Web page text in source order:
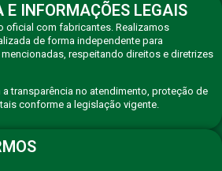
E INFORMAÇÕES LEGAIS
oficial com fabricantes. Realizamos
de forma independente para
respeitando direitos e diretrizes
transparência no atendimento, proteção de
conforme a legislação vigente.